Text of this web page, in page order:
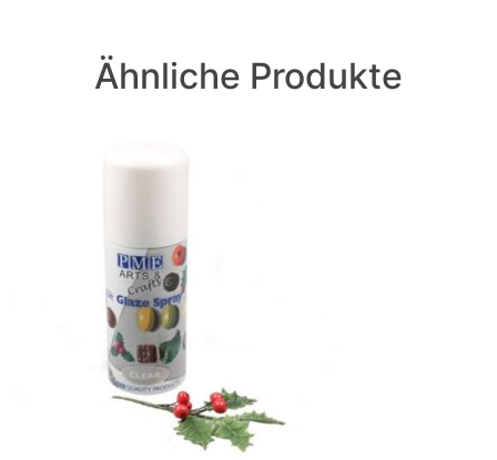
Ähnliche Produkte